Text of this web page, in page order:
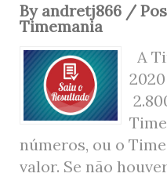
By andretj866 /
Timemania
A
números, ou o
valor. Se não